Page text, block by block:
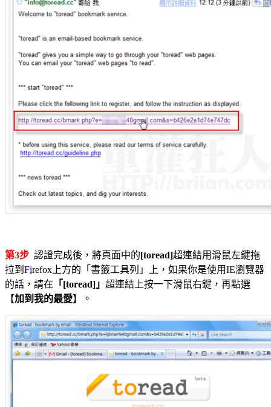
第3步 認證完成後，將頁面中的[toread]超連結用滑鼠左鍵拖
拉到Firefox上方的「書籤工具列」上，如果你是使用IE瀏覽器
的話，請在 「[toread]」 超連結上按一下滑鼠右鍵，再點選
【加到我的最愛】。